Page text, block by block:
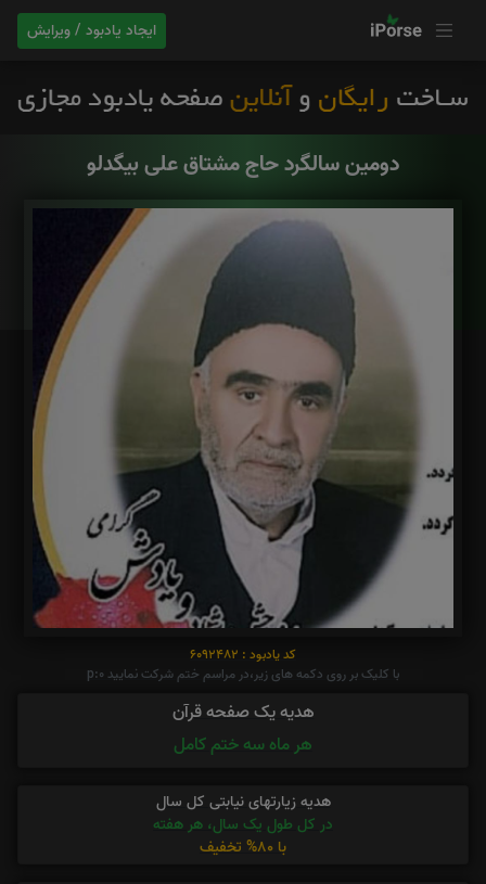
ایجاد یادبود / ویرایش
دومین سالگرد حاج مشتاق علی بیگدلو
کد یادبود : 6092482
با کلیک بر روی دکمه های زیر،در مراسم ختم شرکت نمایید p:0
هدیه یک صفحه قرآن
هر ماه سه ختم کامل
هدیه زیارتهای نیابتی کل سال
در کل طول یک سال، هر هفته
با 80% تخفیف